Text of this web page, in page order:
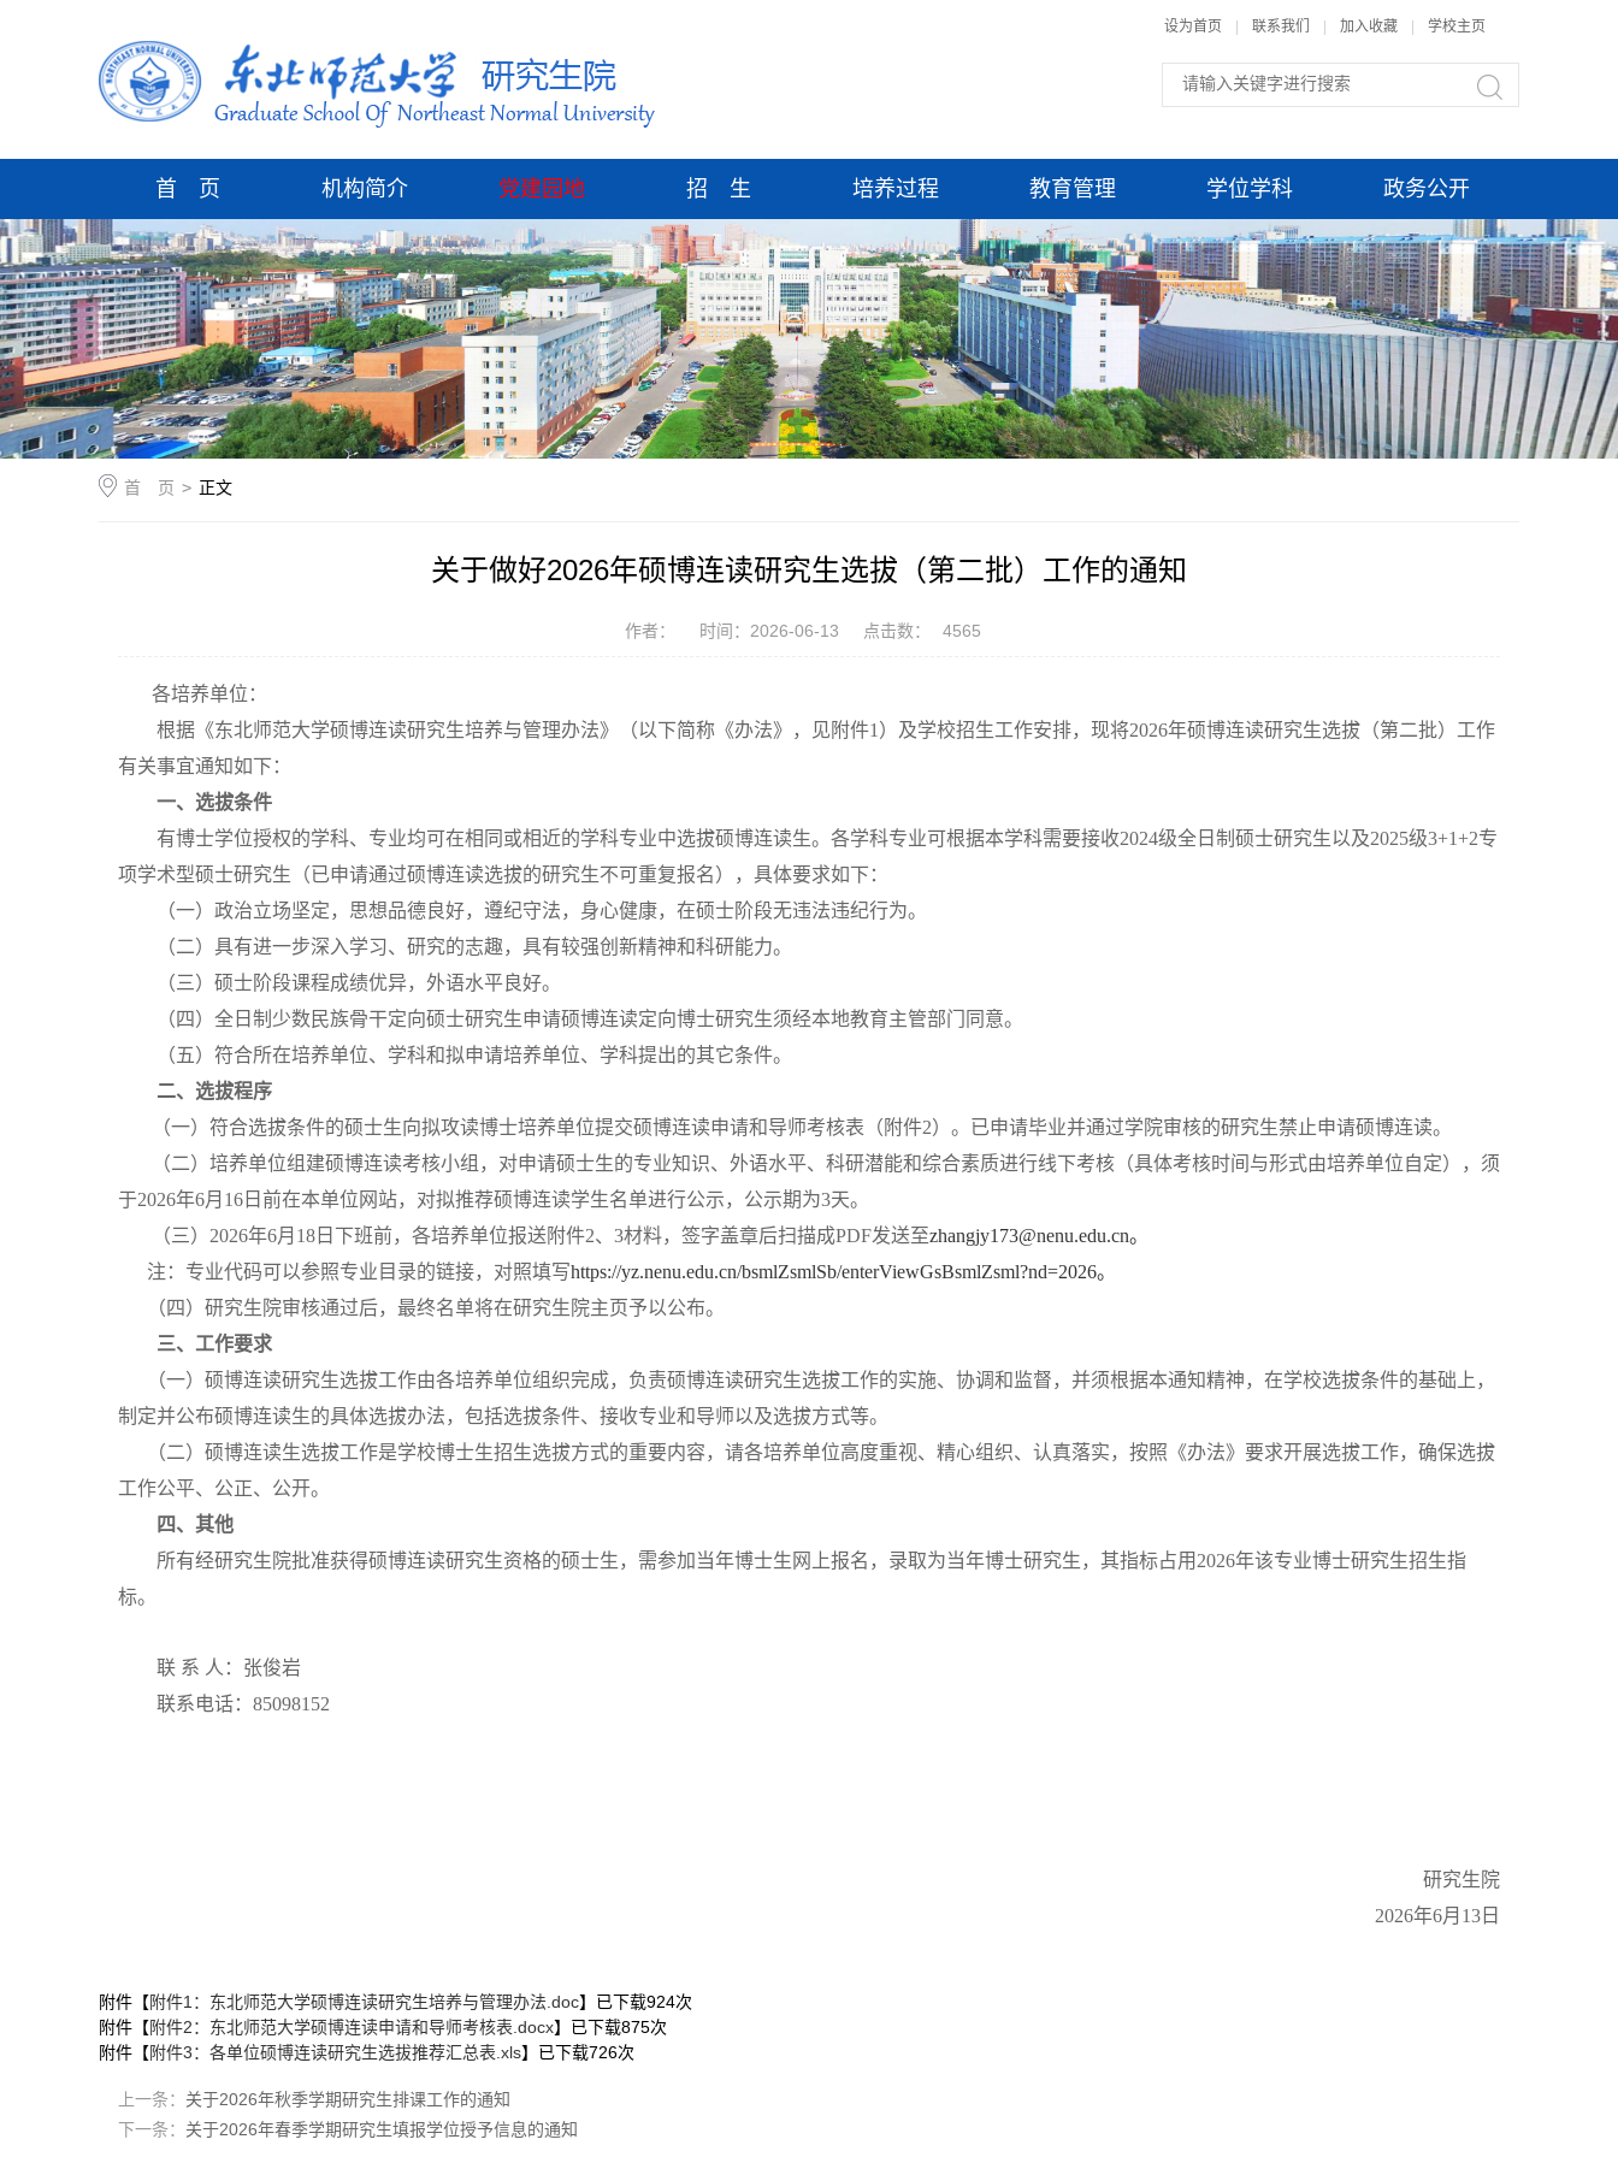
设为首页 联系我们 加入收藏 学校主页
首 页 机构简介 党建园地 招 生 培养过程 教育管理 学位学科 政务公开
首 页 > 正文
关于做好2026年硕博连读研究生选拔（第二批）工作的通知
作者： 时间：2026-06-13 点击数： 4565
各培养单位：
根据《东北师范大学硕博连读研究生培养与管理办法》（以下简称《办法》，见附件1）及学校招生工作安排，现将2026年硕博连读研究生选拔（第二批）工作
有关事宜通知如下：
一、选拔条件
有博士学位授权的学科、专业均可在相同或相近的学科专业中选拔硕博连读生。各学科专业可根据本学科需要接收2024级全日制硕士研究生以及2025级3+1+2专
项学术型硕士研究生（已申请通过硕博连读选拔的研究生不可重复报名）， 具体要求如下：
（一）政治立场坚定，思想品德良好，遵纪守法，身心健康，在硕士阶段无违法违纪行为。
（二）具有进一步深入学习、研究的志趣，具有较强创新精神和科研能力。
（三）硕士阶段课程成绩优异，外语水平良好。
（四）全日制少数民族骨干定向硕士研究生申请硕博连读定向博士研究生须经本地教育主管部门同意。
（五）符合所在培养单位、学科和拟申请培养单位、学科提出的其它条件。
二、选拔程序
（一）符合选拔条件的硕士生向拟攻读博士培养单位提交硕博连读申请和导师考核表（附件2）。已申请毕业并通过学院审核的研究生禁止申请硕博连读。
（二） 培养单位组建硕博连读考核小组 ， 对申请硕士生的专业知识、外语水平、科研潜能和综合素质进行线下考核 （具体考核时间与形式由培养单位自定） ， 须
于2026年6月 16 日 前在本单位网站，对拟推荐硕博连读学生名单进行公示，公示期为3天。
（三）2026年6月18 日 下班前，各培养单位报送附件2、3材料，签字盖章后扫描成PDF发送至zhangjy173@nenu.edu.cn。
注：专业代码可以参照专业目录的链接，对照填写https://yz.nenu.edu.cn/bsmlZsmlSb/enterViewGsBsmlZsml?nd=2026。
（四） 研究生院审核通过后， 最终名单将在研究生院主页予以公布。
三、工作要求
（一）硕博连读研究生选拔工作由各培养单位组织完成，负责硕博连读研究生选拔工作的实施、协调和监督，并须根据本通知精神，在学校选拔条件的基础上，
制定并公布硕博连读生的具体选拔办法，包括选拔条件、接收专业和导师以及选拔方式等。
（二）硕博连读生选拔工作是学校博士生招生选拔方式的重要内容，请各培养单位高度重视、精心组织、认真落实，按照《办法》要求开展选拔工作，确保选拔
工作公平、公正、公开。
四、其他
所有经研究生院批准获得硕博连读研究生资格的硕士生，需参加当年博士生网上报名， 录取为当年博士研究生，其指标占用 2026年该专业博士研究生招生指
标。
联 系 人： 张俊岩
联系电话： 85098152
研究生院
2026年6月 13 日
附件【附件1：东北师范大学硕博连读研究生培养与管理办法.doc】已下载924次
附件【附件2：东北师范大学硕博连读申请和导师考核表.docx】已下载875次
附件【附件3：各单位硕博连读研究生选拔推荐汇总表.xls】已下载726次
上一条： 关于2026年秋季学期研究生排课工作的通知
下一条： 关于2026年春季学期研究生填报学位授予信息的通知